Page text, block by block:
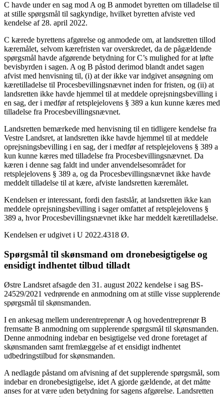
C havde under en sag mod A og B anmodet byretten om tilladelse til
at stille spørgsmål til sagkyndige, hvilket byretten afviste ved
kendelse af 28. april 2022.
C kærede byrettens afgørelse og anmodede om, at landsretten tillod
kæremålet, selvom kærefristen var overskredet, da de pågældende
spørgsmål havde afgørende betydning for C’s mulighed for at løfte
bevisbyrden i sagen. A og B påstod derimod blandt andet sagen
afvist med henvisning til, (i) at der ikke var indgivet ansøgning om
kæretilladelse til Procesbevillingsnævnet inden for fristen, og (ii) at
landsretten ikke havde hjemmel til at meddele oprejsningsbevilling i
en sag, der i medfør af retsplejelovens § 389 a kun kunne kæres med
tilladelse fra Procesbevillingsnævnet.
Landsretten bemærkede med henvisning til en tidligere kendelse fra
Vestre Landsret, at landsretten ikke havde hjemmel til at meddele
oprejsningsbevilling i en sag, der i medfør af retsplejelovens § 389 a
kun kunne kæres med tilladelse fra Procesbevillingsnævnet. Da
kæren i denne sag faldt ind under anvendelsesområdet for
retsplejelovens § 389 a, og da Procesbevillingsnævnet ikke havde
meddelt tilladelse til at kære, afviste landsretten kæremålet.
Kendelsen er interessant, fordi den fastslår, at landsretten ikke kan
meddele oprejsningsbevilling i sager omfattet af retsplejelovens §
389 a, hvor Procesbevillingsnævnet ikke har meddelt kæretilladelse.
Kendelsen er udgivet i U 2022.4318 Ø.
Spørgsmål til skønsmand om dronebesigtigelse og
ensidigt indhentet tilbud tilladt
Østre Landsret afsagde den 31. august 2022 kendelse i sag BS-
24529/2021 vedrørende en anmodning om at stille visse supplerende
spørgsmål til skønsmanden.
I en ankesag mellem underentreprenør A og hovedentreprenør B
fremsatte B anmodning om supplerende spørgsmål til skønsmanden.
Denne anmodning indebar en besigtigelse ved drone foretaget af
skønsmanden samt fremlæggelse af et ensidigt indhentet
udbedringstilbud for skønsmanden.
A nedlagde påstand om afvisning af det supplerende spørgsmål, som
indebar en dronebesigtigelse, idet A gjorde gældende, at det måtte
anses for at være uden betydning for sagens afgørelse. Landsretten